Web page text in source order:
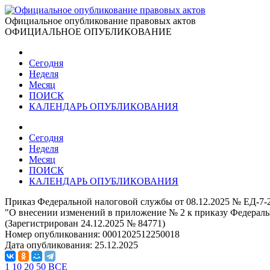
Официальное опубликование правовых актов
ОФИЦИАЛЬНОЕ ОПУБЛИКОВАНИЕ
Сегодня
Неделя
Месяц
ПОИСК
КАЛЕНДАРЬ ОПУБЛИКОВАНИЯ
Сегодня
Неделя
Месяц
ПОИСК
КАЛЕНДАРЬ ОПУБЛИКОВАНИЯ
Приказ Федеральной налоговой службы от 08.12.2025 № ЕД-7-
"О внесении изменений в приложение № 2 к приказу
(Зарегистрирован 24.12.2025 № 84771)
Номер опубликования: 0001202512250018
Дата опубликования: 25.12.2025
1 10 20 50 ВСЕ